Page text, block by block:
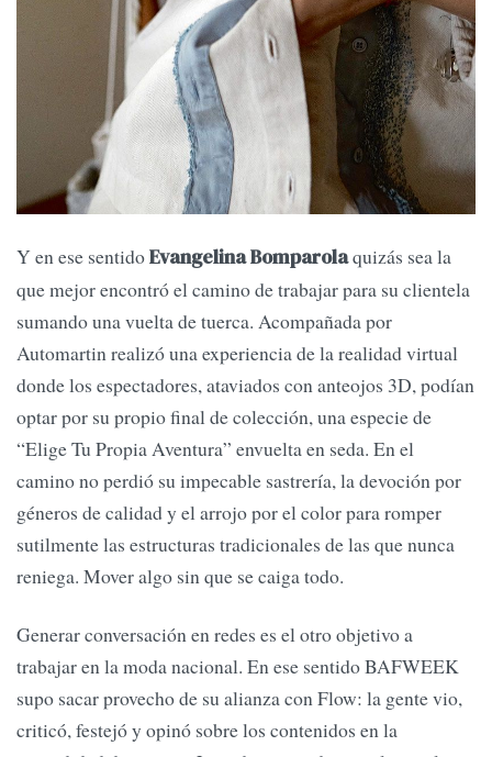
Y en ese sentidoEvangelina Bomparolaquizás sea la
que mejor encontró el camino de trabajar para su clientela
sumando una vuelta de tuerca. Acompañada por
Automartin realizó una experiencia de la realidad virtual
donde los espectadores, ataviados con anteojos 3D, podían
optar por su propio final de colección, una especie de
“Elige Tu Propia Aventura” envuelta en seda. En el
camino no perdió su impecable sastrería, la devoción por
géneros de calidad y el arrojo por el color para romper
sutilmente las estructuras tradicionales de las que nunca
reniega. Mover algo sin que se caiga todo.
Generar conversación en redes es el otro objetivo a
trabajar en la moda nacional. En ese sentido BAFWEEK
supo sacar provecho de su alianza con Flow: la gente vio,
criticó, festejó y opinó sobre los contenidos en la